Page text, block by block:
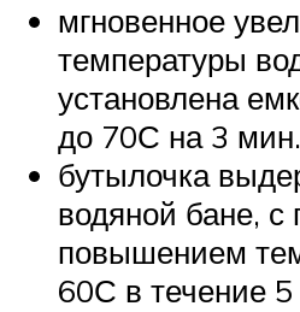
мгновенное
температуры
установлена
до 70С на 3
бутылочка
водяной бане, с
повышением
60С в течение